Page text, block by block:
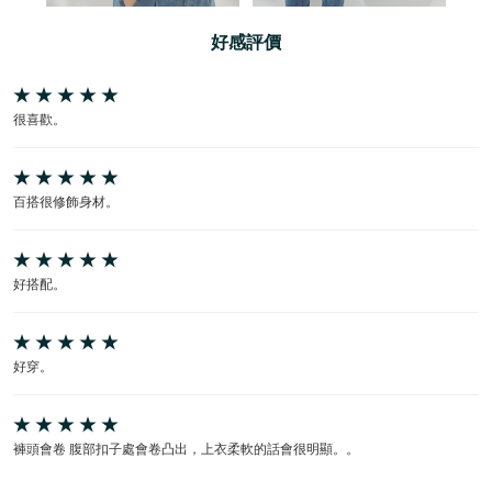
好感評價
很喜歡。
百搭很修飾身材。
好搭配。
好穿。
褲頭會卷 腹部扣子處會卷凸出，上衣柔軟的話會很明顯。。